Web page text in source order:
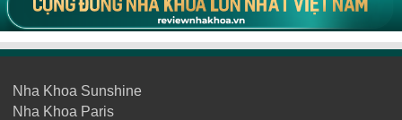
Nha Khoa Sunshine
Nha Khoa Paris